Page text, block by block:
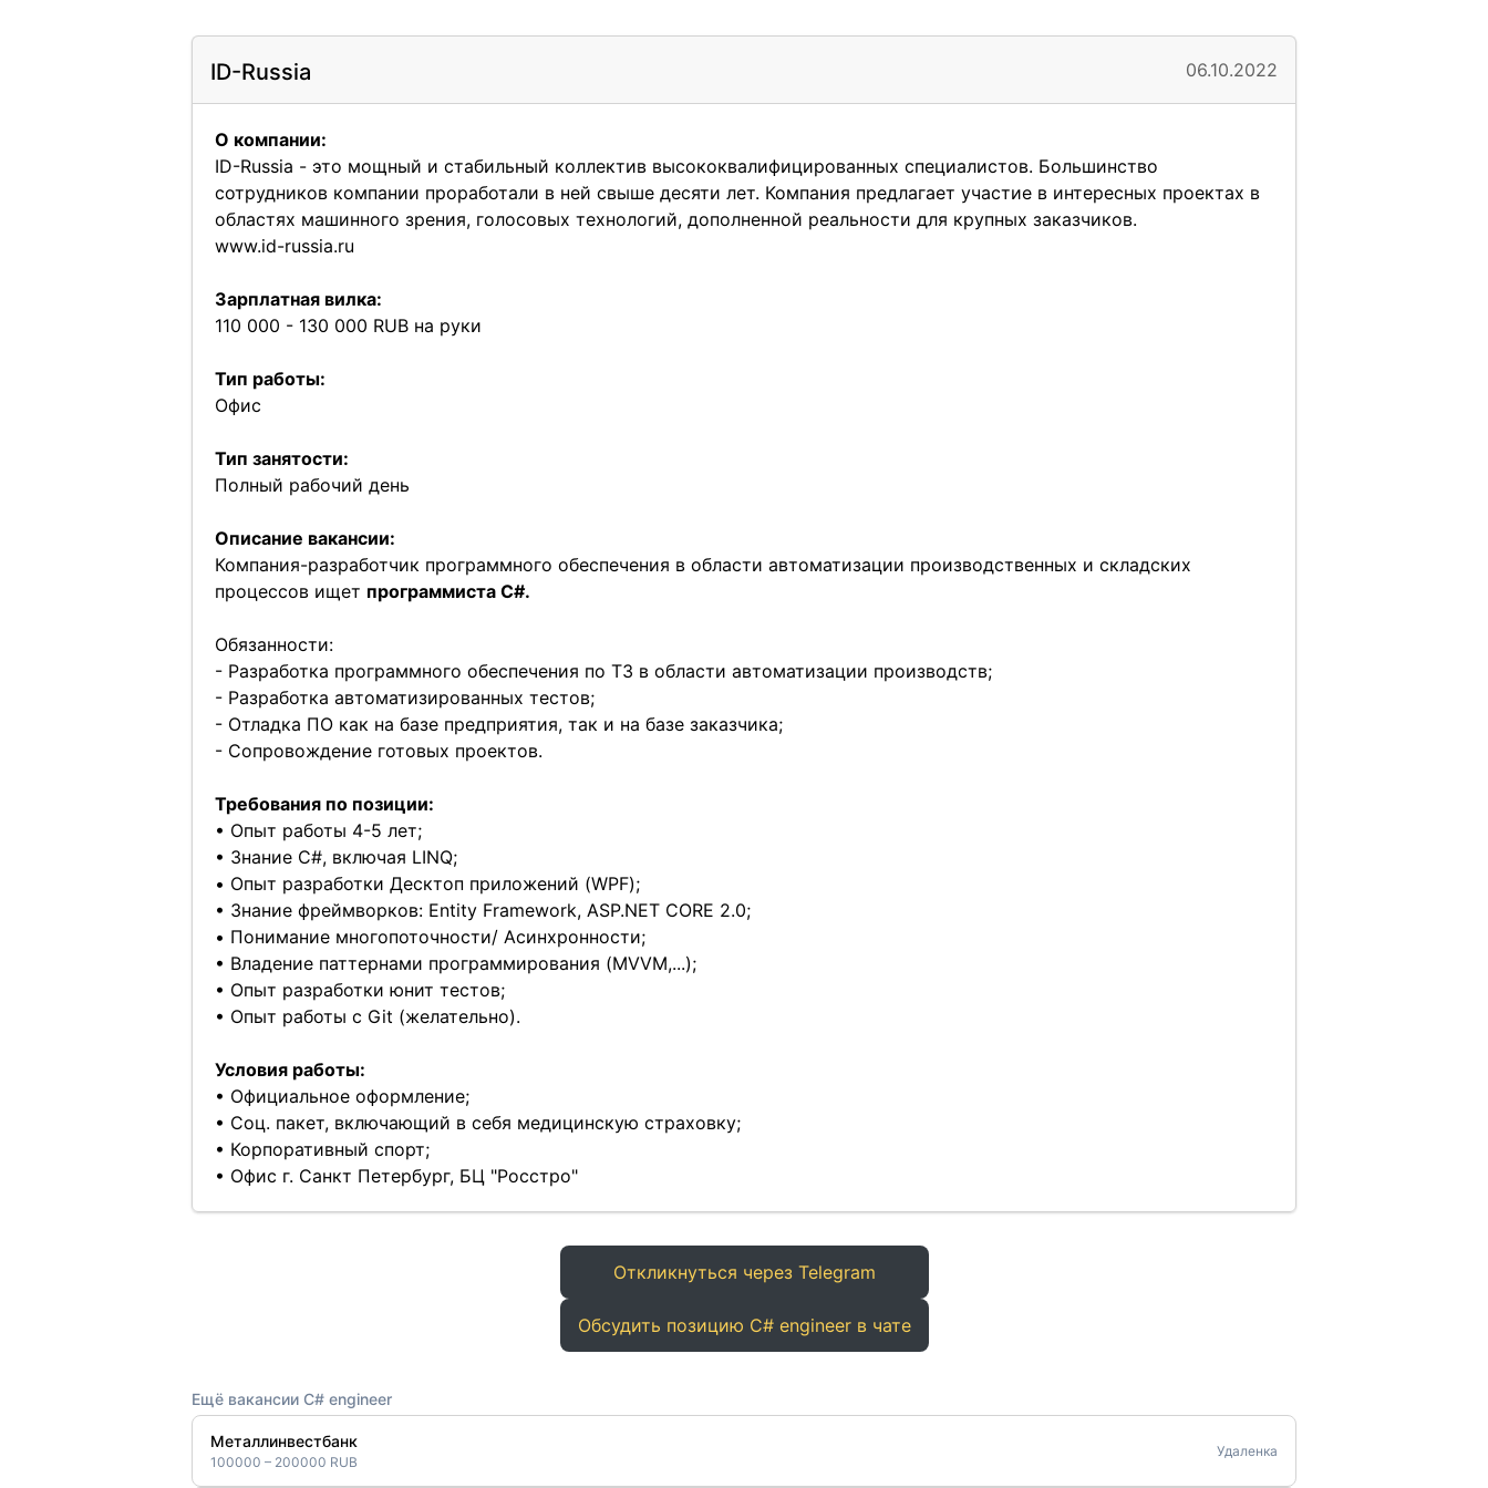
ID-Russia 06.10.2022
О компании:
ID-Russia - это мощный и стабильный коллектив высококвалифицированных специалистов. Большинство
сотрудников компании проработали в ней свыше десяти лет. Компания предлагает участие в интересных проектах в
областях машинного зрения, голосовых технологий, дополненной реальности для крупных заказчиков.
www.id-russia.ru
Зарплатная вилка:
110 000 - 130 000 RUB на руки
Тип работы:
Офис
Тип занятости:
Полный рабочий день
Описание вакансии:
Компания-разработчик программного обеспечения в области автоматизации производственных и складских
процессов ищет программиста C#.
Обязанности:
- Разработка программного обеспечения по ТЗ в области автоматизации производств;
- Разработка автоматизированных тестов;
- Отладка ПО как на базе предприятия, так и на базе заказчика;
- Сопровождение готовых проектов.
Требования по позиции:
• Опыт работы 4-5 лет;
• Знание C#, включая LINQ;
• Опыт разработки Десктоп приложений (WPF);
• Знание фреймворков: Entity Framework, ASP.NET CORE 2.0;
• Понимание многопоточности/ Асинхронности;
• Владение паттернами программирования (MVVM,...);
• Опыт разработки юнит тестов;
• Опыт работы с Git (желательно).
Условия работы:
• Официальное оформление;
• Соц. пакет, включающий в себя медицинскую страховку;
• Корпоративный спорт;
• Офис г. Санкт Петербург, БЦ "Росстро"
Откликнуться через Telegram
Обсудить позицию C# engineer в чате
Ещё вакансии C# engineer
Металлинвестбанк
100000 – 200000 RUB
Удаленка